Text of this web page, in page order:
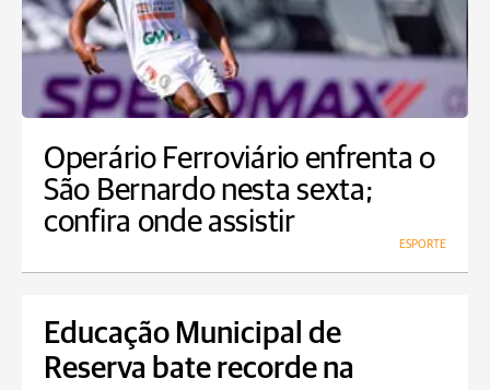
Operário Ferroviário enfrenta o
São Bernardo nesta sexta;
confira onde assistir
ESPORTE
Educação Municipal de
Reserva bate recorde na